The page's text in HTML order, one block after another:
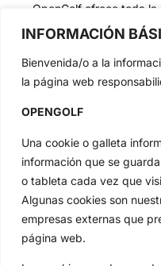
INFORMACIÓN
Bienvenida/o a la
la página web
OPENGOLF
Una cookie o galleta
información que se
o tableta cada vez que
Algunas cookies son
empresas externas que
página web.
OpenGolf ofrece toda
profesional y amateur,
Jon Rahm, LIV Golf, PGA
Categorias
Actualidad
Amateurs
Circuitos
Especiales
Compañía
Aviso Legal